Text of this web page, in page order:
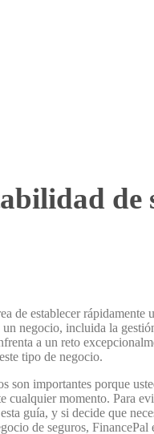
de
de establecer rápidamente
negocio, incluida la
a un reto
tipo de negocio.
son importantes porque
cualquier momento. Para
guía, y si decide que
de seguros, FinancePal